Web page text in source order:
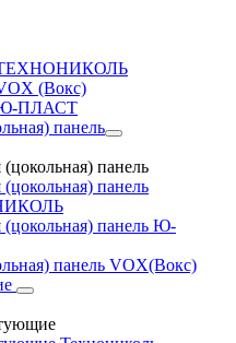
(Вокс)
ПЛАСТ
панель
панель
панель
(цокольная) панель Ю-
панель VOX(Вокс)